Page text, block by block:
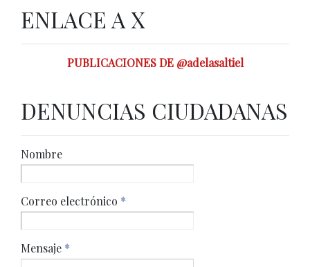
ENLACE A X
PUBLICACIONES DE @adelasaltiel
DENUNCIAS CIUDADANAS
Nombre
Correo electrónico *
Mensaje *